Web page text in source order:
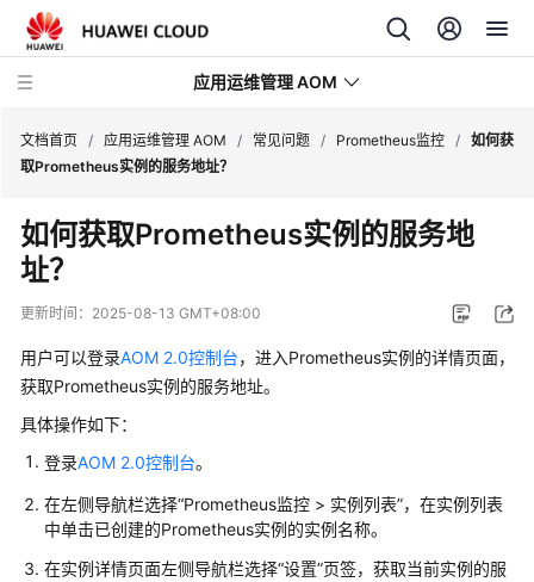
应用运维管理 AOM
最
新
动
产
品
介
绍
费
说
明
文档首页 / 应用运维管理 AOM / 常见问题 / Prometheus监控 / 如何获
取Prometheus实例的服务地址？
如何获取Prometheus实例的服务地
址？
更新时间： 2025-08-13 GMT+08:00
用户可以登录AOM 2.0控制台，进入Prometheus实例的详情页面，
获取Prometheus实例的服务地址。
具体操作如下：
登录AOM 2.0控制台。
在左侧导航栏选择“Prometheus监控 > 实例列表”，在实例列表
中单击已创建的Prometheus实例的实例名称。
在实例详情页面左侧导航栏选择“设置”页签，获取当前实例的服